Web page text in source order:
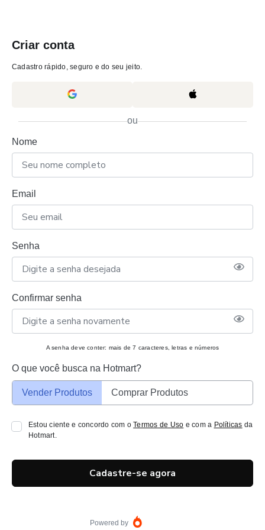
Criar conta
Cadastro rápido, seguro e do seu jeito.
ou
Nome
Email
Senha
Confirmar senha
A senha deve conter: mais de 7 caracteres, letras e números
O que você busca na Hotmart?
Vender Produtos Comprar Produtos
Estou ciente e concordo com oTermos de Uso e com a Políticas da
Hotmart.
Cadastre-se agora
Powered by